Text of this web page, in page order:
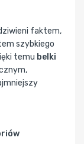
faktem,
szybkiego
temu belki